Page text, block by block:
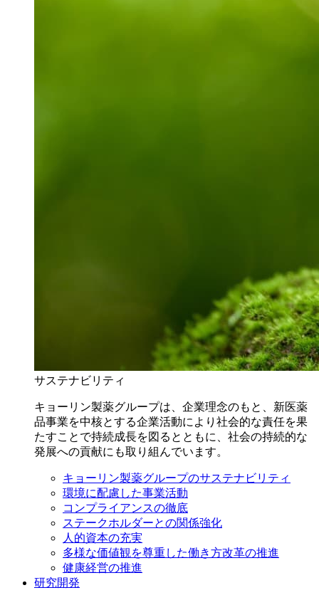
サステナビリティ
キョーリン製薬グループは、企業理念のもと、新医薬
品事業を中核とする企業活動により社会的な責任を果
たすことで持続成長を図るとともに、社会の持続的な
発展への貢献にも取り組んでいます。
キョーリン製薬グループのサステナビリティ
環境に配慮した事業活動
コンプライアンスの徹底
ステークホルダーとの関係強化
人的資本の充実
多様な価値観を尊重した働き方改革の推進
健康経営の推進
研究開発